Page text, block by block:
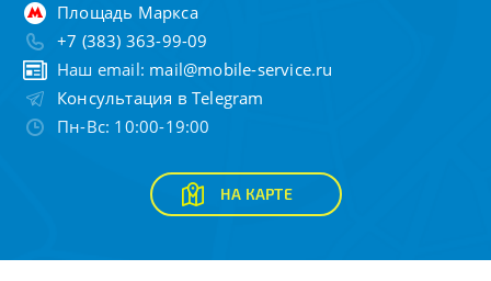
Площадь Маркса
+7 (383) 363-99-09
Наш email: mail@mobile-service.ru
Консультация в Telegram
Пн-Вс: 10:00-19:00
НА КАРТЕ